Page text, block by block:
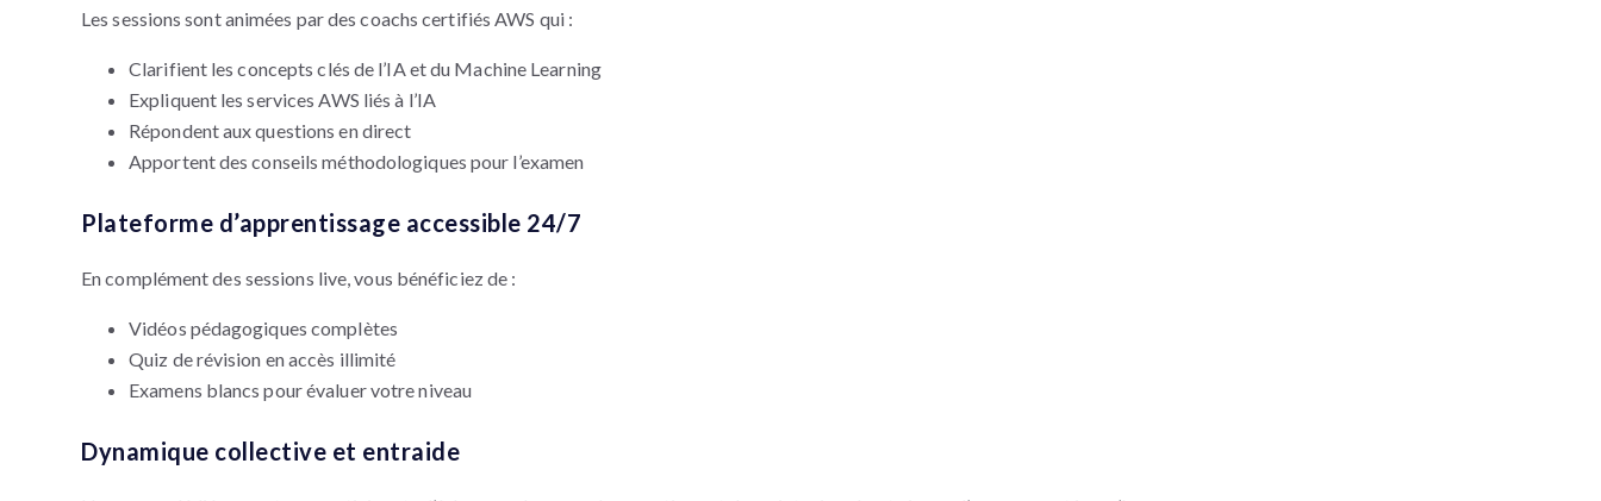
Les sessions sont animées par des coachs certifiés AWS qui :
Clarifient les concepts clés de l’IA et du Machine Learning
Expliquent les services AWS liés à l’IA
Répondent aux questions en direct
Apportent des conseils méthodologiques pour l’examen
Plateforme d’apprentissage accessible 24/7
En complément des sessions live, vous bénéficiez de :
Vidéos pédagogiques complètes
Quiz de révision en accès illimité
Examens blancs pour évaluer votre niveau
Dynamique collective et entraide